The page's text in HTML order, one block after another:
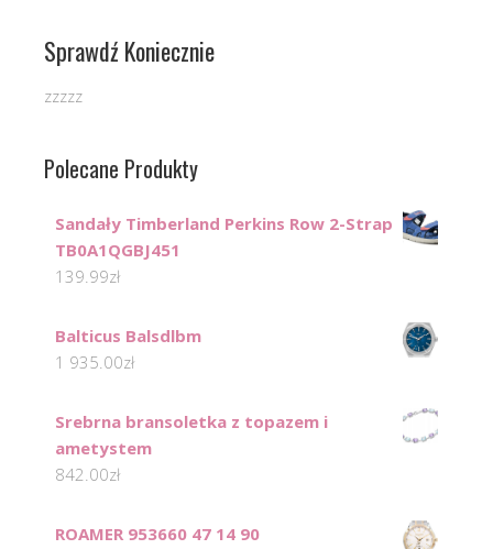
Sprawdź Koniecznie
zzzzz
Polecane Produkty
Sandały Timberland Perkins Row 2-Strap
TB0A1QGBJ451
139.99zł
Balticus Balsdlbm
1 935.00zł
Srebrna bransoletka z topazem i
ametystem
842.00zł
ROAMER 953660 47 14 90